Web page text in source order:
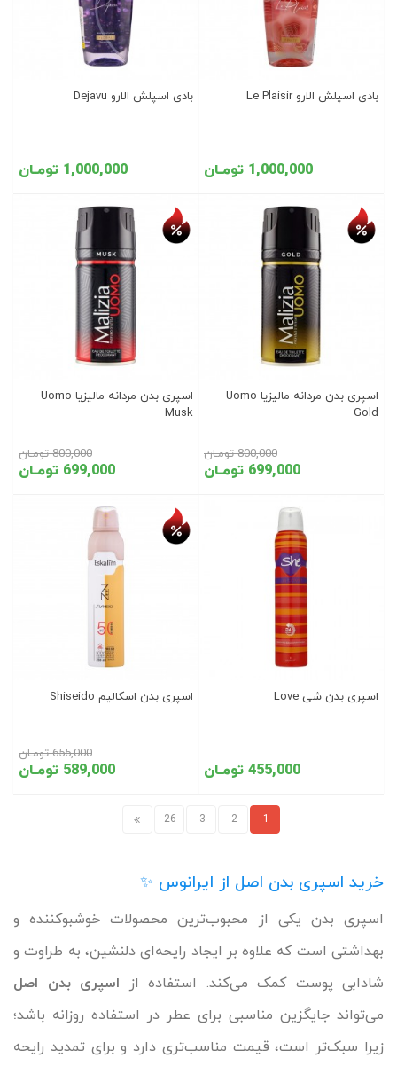
بادی اسپلش الارو Le Plaisir
1,000,000 تومـان
بادی اسپلش الارو Dejavu
1,000,000 تومـان
اسپری بدن مردانه مالیزیا Uomo
Gold
699,000 تومـان
800,000 تومـان
اسپری بدن مردانه مالیزیا Uomo
Musk
699,000 تومـان
800,000 تومـان
اسپری بدن شی Love
455,000 تومـان
اسپری بدن اسکالیم Shiseido
589,000 تومـان
655,000 تومـان
1
2
3
26
خرید اسپری بدن اصل از ایرانوس ✨
اسپری بدن یکی از محبوب‌ترین محصولات خوشبوکننده و
بهداشتی است که علاوه بر ایجاد رایحه‌ای دلنشین، به طراوت و
شادابی پوست کمک می‌کند. استفاده از اسپری بدن اصل
می‌تواند جایگزین مناسبی برای عطر در استفاده روزانه باشد؛
زیرا سبک‌تر است، قیمت مناسب‌تری دارد و برای تمدید رایحه